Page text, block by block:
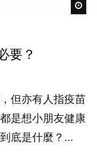
要？
但亦有人指疫苗
是想小朋友健康
底是什麼？...